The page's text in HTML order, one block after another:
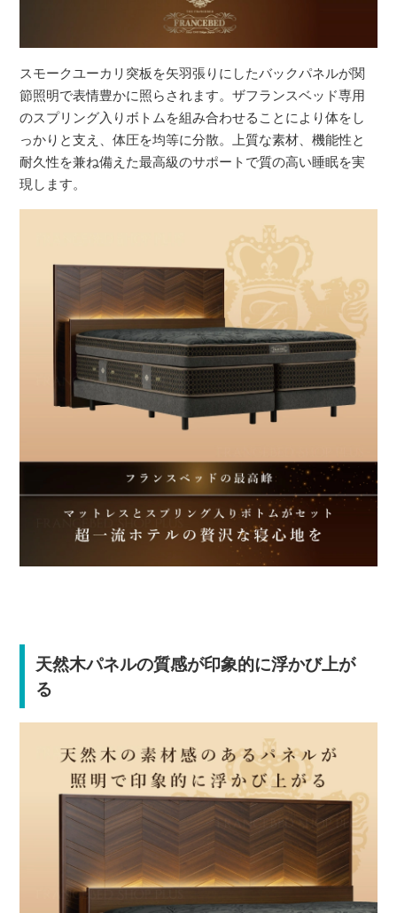
スモークユーカリ突板を矢羽張りにしたバックパネルが関
節照明で表情豊かに照らされます。ザフランスベッド専用
のスプリング入りボトムを組み合わせることにより体をし
っかりと支え、体圧を均等に分散。上質な素材、機能性と
耐久性を兼ね備えた最高級のサポートで質の高い睡眠を実
現します。
天然木パネルの質感が印象的に浮かび上が
る